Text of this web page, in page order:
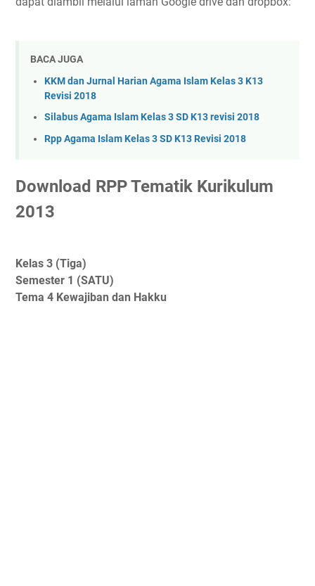
BACA JUGA
KKM dan Jurnal Harian Agama Islam Kelas 3 K13
Revisi 2018
Silabus Agama Islam Kelas 3 SD K13 revisi 2018
Rpp Agama Islam Kelas 3 SD K13 Revisi 2018
Download RPP Tematik Kurikulum
2013
Kelas 3 (Tiga)
Semester 1 (SATU)
Tema 4 Kewajiban dan Hakku